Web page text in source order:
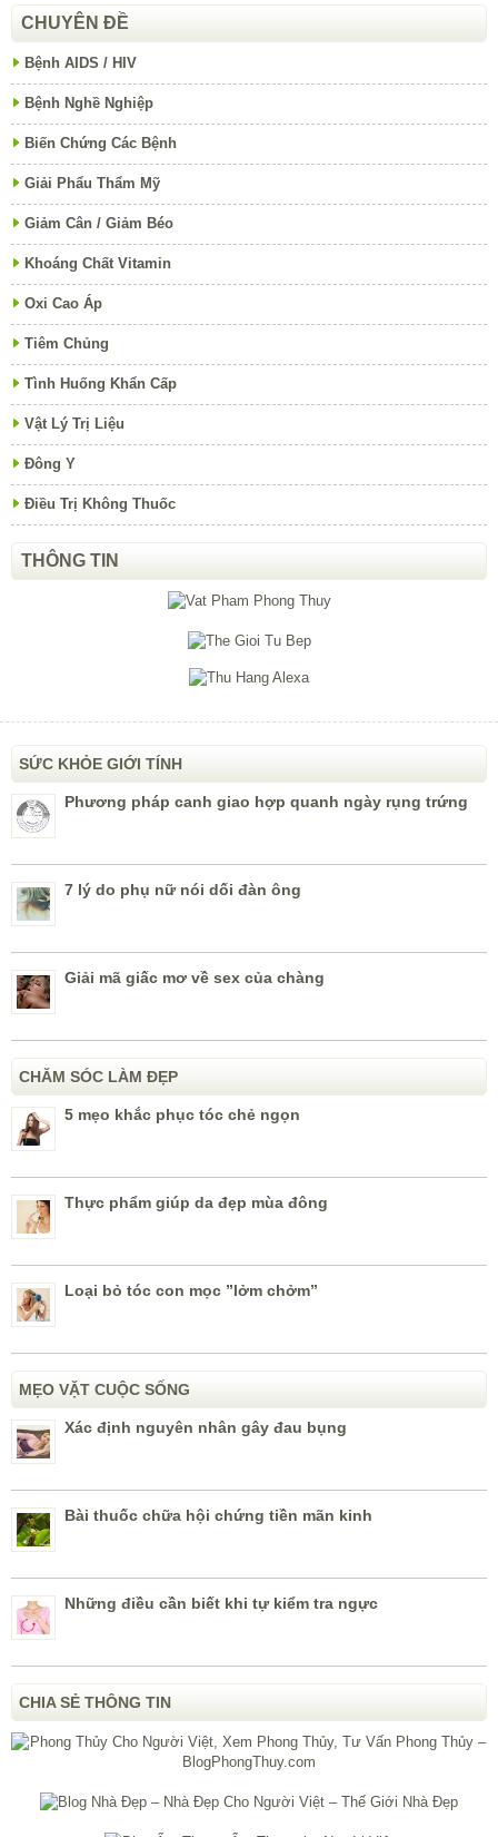
CHUYÊN ĐỀ
Bệnh AIDS / HIV
Bệnh Nghề Nghiệp
Biến Chứng Các Bệnh
Giải Phẩu Thẩm Mỹ
Giảm Cân / Giảm Béo
Khoáng Chất Vitamin
Oxi Cao Áp
Tiêm Chủng
Tình Huống Khẩn Cấp
Vật Lý Trị Liệu
Đông Y
Điều Trị Không Thuốc
THÔNG TIN
SỨC KHỎE GIỚI TÍNH
Phương pháp canh giao hợp quanh ngày rụng trứng
7 lý do phụ nữ nói dối đàn ông
Giải mã giấc mơ về sex của chàng
CHĂM SÓC LÀM ĐẸP
5 mẹo khắc phục tóc chẻ ngọn
Thực phẩm giúp da đẹp mùa đông
Loại bỏ tóc con mọc ”lởm chởm”
MẸO VẶT CUỘC SỐNG
Xác định nguyên nhân gây đau bụng
Bài thuốc chữa hội chứng tiền mãn kinh
Những điều cần biết khi tự kiểm tra ngực
CHIA SẺ THÔNG TIN